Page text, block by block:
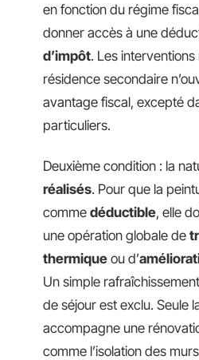
en fonction du régime
donner accès à une
d’impôt. Les
résidence secondaire
avantage fiscal, excepté
particuliers.
Deuxième condition : la
réalisés. Pour que la
comme déductible, elle
une opération globale de
thermique ou d’
Un simple
de séjour est exclu. Seule
accompagne une
comme l’isolation des